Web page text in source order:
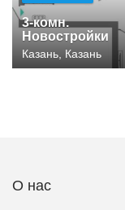
3-комн.
Новостройки
Казань, Казань
О нас